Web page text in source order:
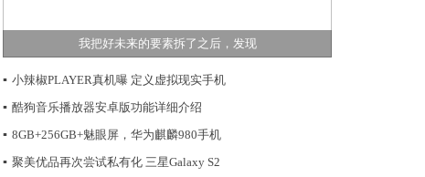
我把好未来的要素拆了之后，发现
▪ 小辣椒PLAYER真机曝 定义虚拟现实手机
▪ 酷狗音乐播放器安卓版功能详细介绍
▪ 8GB+256GB+魅眼屏，华为麒麟980手机
▪ 聚美优品再次尝试私有化 三星Galaxy S2